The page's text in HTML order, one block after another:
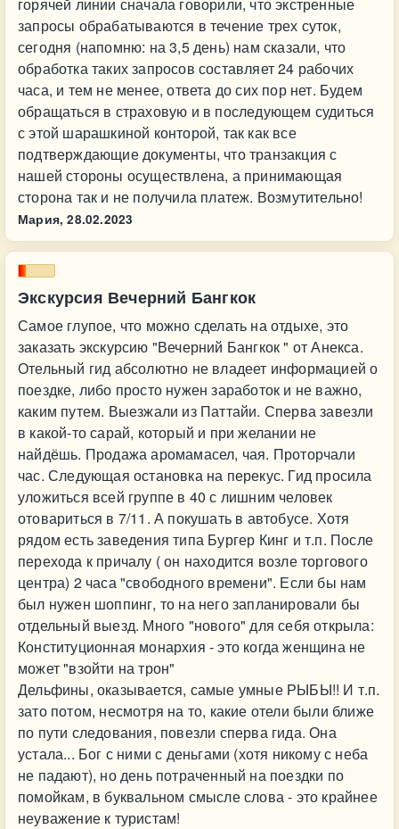
запросы обрабатываются в течение трех суток,
сегодня (напомню: на 3,5 день) нам сказали, что
обработка таких запросов составляет 24 рабочих
часа, и тем не менее, ответа до сих пор нет. Будем
обращаться в страховую и в последующем судиться
с этой шарашкиной конторой, так как все
подтверждающие документы, что транзакция с
нашей стороны осуществлена, а принимающая
сторона так и не получила платеж. Возмутительно!
Мария, 28.02.2023
Экскурсия Вечерний Бангкок
Самое глупое, что можно сделать на отдыхе, это
заказать экскурсию "Вечерний Бангкок " от Анекса.
Отельный гид абсолютно не владеет информацией о
поездке, либо просто нужен заработок и не важно,
каким путем. Выезжали из Паттайи. Сперва завезли
в какой-то сарай, который и при желании не
найдёшь. Продажа аромамасел, чая. Проторчали
час. Следующая остановка на перекус. Гид просила
уложиться всей группе в 40 с лишним человек
отовариться в 7/11. А покушать в автобусе. Хотя
рядом есть заведения типа Бургер Кинг и т.п. После
перехода к причалу ( он находится возле торгового
центра) 2 часа "свободного времени". Если бы нам
был нужен шоппинг, то на него запланировали бы
отдельный выезд. Много "нового" для себя открыла:
Конституционная монархия - это когда женщина не
может "взойти на трон"
Дельфины, оказывается, самые умные РЫБЫ!! И т.п.
зато потом, несмотря на то, какие отели были ближе
по пути следования, повезли сперва гида. Она
устала... Бог с ними с деньгами (хотя никому с неба
не падают), но день потраченный на поездки по
помойкам, в буквальном смысле слова - это крайнее
неуважение к туристам!